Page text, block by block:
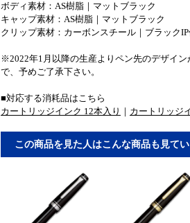
ボディ素材：AS樹脂｜マットブラック
キャップ素材：AS樹脂｜マットブラック
クリップ素材：カーボンスチール｜ブラック
※2022年1月以降の生産よりペン先のデザイ
で、予めご了承下さい。
■対応する消耗品はこちら
カートリッジインク 12本入り ｜ カートリッジ
この商品を見た人はこんな商品も見て